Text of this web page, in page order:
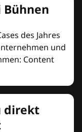
Bühnen
des Jahres
und
Content
direkt